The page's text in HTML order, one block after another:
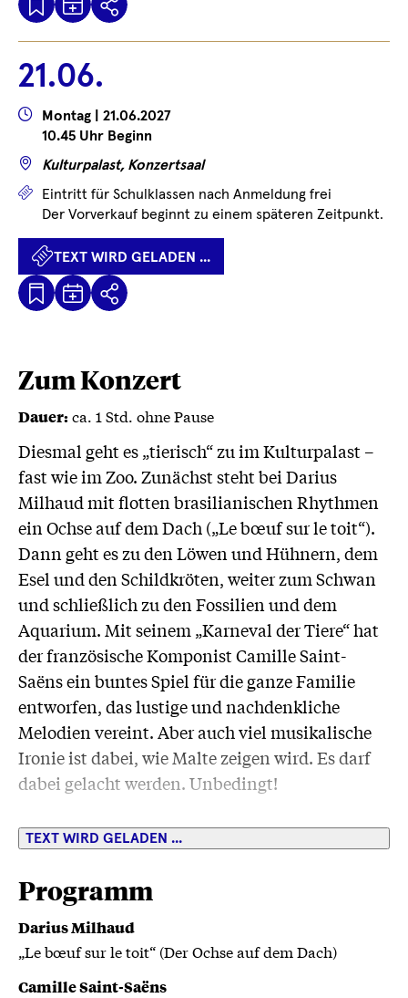
Text
wird
...
Kalenderdatei
Teilen
21.06.
Wann
Montag | 21.06.2027
10.45 Uhr Beginn
WoKulturpalast, Konzertsaal
Preise
Eintritt für Schulklassen nach Anmeldung frei
Der Vorverkauf beginnt zu einem späteren Zeitpunkt.
TEXT WIRD GELADEN ...
TextKalenderdatei
Teilen
Zum Konzert
Dauer:ca. 1 Std. ohne Pause
Diesmal geht es „tierisch“ zu im Kulturpalast –
fast wie im Zoo. Zunächst steht bei Darius
Milhaud mit flotten brasilianischen Rhythmen
ein Ochse auf dem Dach („Le bœuf sur le toit“).
Dann geht es zu den Löwen und Hühnern, dem
Esel und den Schildkröten, weiter zum Schwan
und schließlich zu den Fossilien und dem
Aquarium. Mit seinem „Karneval der Tiere“ hat
der französische Komponist Camille Saint-
Saëns ein buntes Spiel für die ganze Familie
entworfen, das lustige und nachdenkliche
Melodien vereint. Aber auch viel musikalische
Ironie ist dabei, wie Malte zeigen wird. Es darf
dabei gelacht werden. Unbedingt!
Klassen 1–5
TEXT WIRD GELADEN ...
Programm
Darius Milhaud
„Le bœuf sur le toit“ (Der Ochse auf dem Dach)
Camille Saint-Saëns